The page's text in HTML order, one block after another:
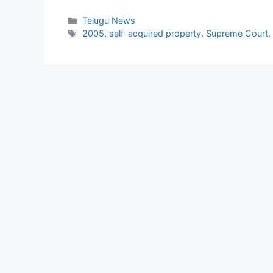
Categories
Telugu News
Tags
2005, self-acquired property, Supreme Court,